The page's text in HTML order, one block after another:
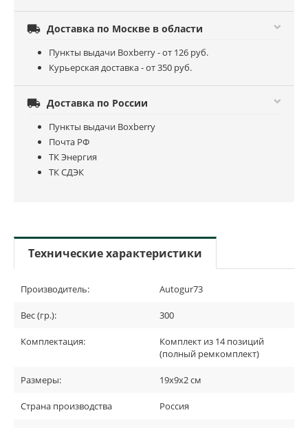
 Доставка по Москве в области
Пункты выдачи Boxberry - от 126 руб.
Курьерская доставка - от 350 руб.
 Доставка по России
Пункты выдачи Boxberry
Почта РФ
ТК Энергия
ТК СДЭК
Технические характеристики
Производитель: Autogur73
Вес (гр.): 300
Комплектация:
Комплект из 14 позиций
(полный ремкомплект)
Размеры: 19х9х2 см
Страна производства Россия